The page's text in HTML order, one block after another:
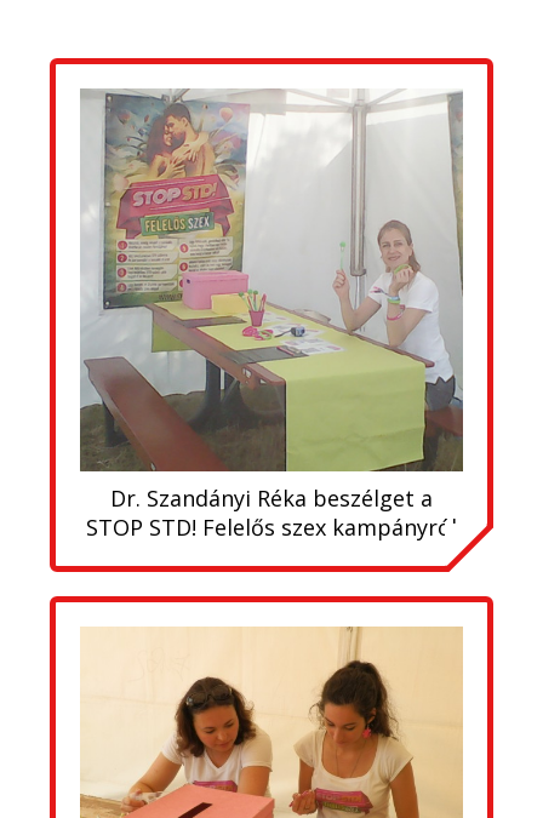
Dr. Szandányi Réka beszélget a
STOP STD! Felelős szex kampányról